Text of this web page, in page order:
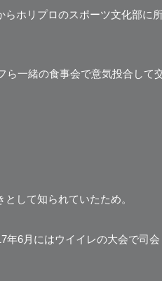
ホリプロのスポーツ文化部に
ら一緒の食事会で意気投合 して
して知られていたため。
年6月にはウイイレの大会で司会